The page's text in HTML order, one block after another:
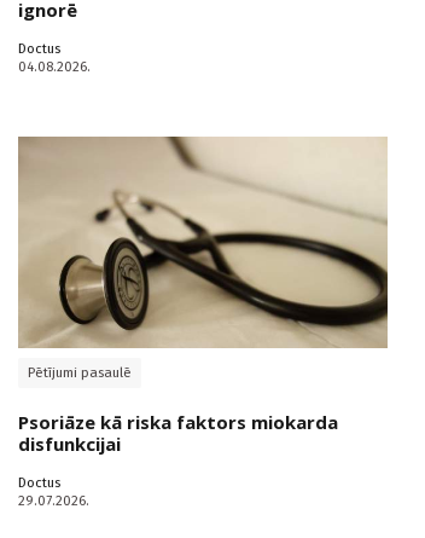
ignorē
Doctus
04.08.2026.
Pētījumi pasaulē
Psoriāze kā riska faktors miokarda
disfunkcijai
Doctus
29.07.2026.